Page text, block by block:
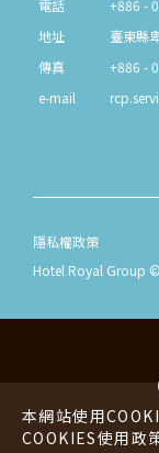
本網站使用
COOKIES使用政
電話
+886 -
地址
臺東縣
傳真
+886 -
e-mail
隱私權政策
Hotel Royal Group